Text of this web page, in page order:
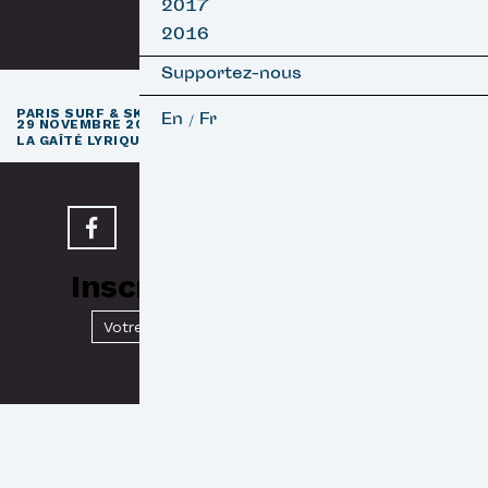
2017
2016
Supportez-nous
En / Fr
PARIS SURF & SKATEBOARD FILM FESTIVAL
29 NOVEMBRE 2026
LA GAÎTÉ LYRIQUE · PARIS 3
Inscrivez-vous à notre